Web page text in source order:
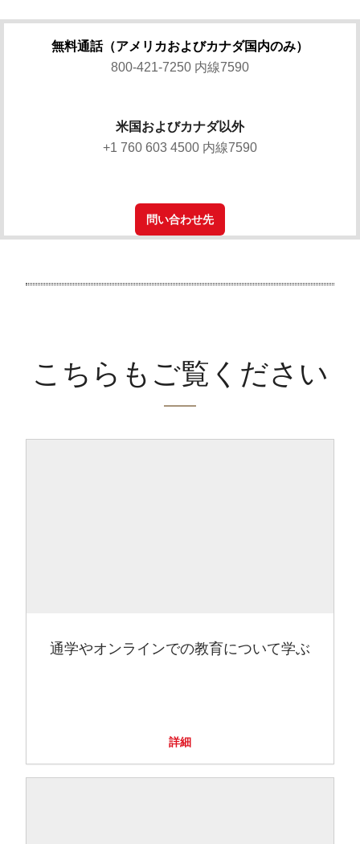
無料通話（アメリカおよびカナダ国内のみ）
800-421-7250 内線7590
米国およびカナダ以外
+1 760 603 4500 内線7590
問い合わせ先
こちらもご覧ください
通学やオンラインでの教育について学ぶ
詳細